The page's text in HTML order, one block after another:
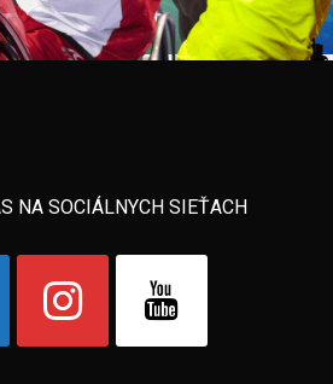
NA SOCIÁLNYCH SIEŤACH